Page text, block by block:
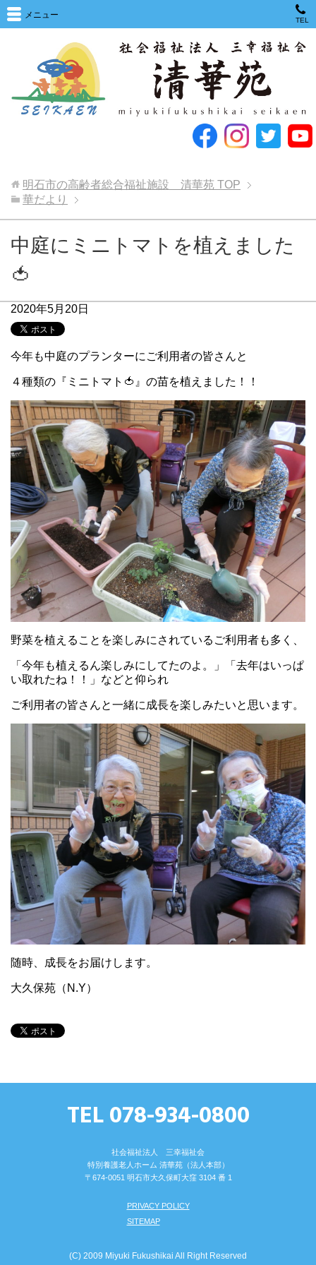
メニュー
TEL
明石市の高齢者総合福祉施設 清華苑 TOP
華だより
中庭にミニトマトを植えました
🍅
2020年5月20日
今年も中庭のプランターにご利用者の皆さんと
４種類の『ミニトマト🍅』の苗を植えました！！
野菜を植えることを楽しみにされているご利用者も多く、
「今年も植えるん楽しみにしてたのよ。」「去年はいっぱ
い取れたね！！」などと仰られ
ご利用者の皆さんと一緒に成長を楽しみたいと思います。
随時、成長をお届けします。
大久保苑（N.Y）
TEL 078-934-0800
社会福祉法人 三幸福祉会
特別養護⽼⼈ホーム 清華苑（法⼈本部）
〒674-0051 明⽯市⼤久保町⼤窪 3104 番 1
PRIVACY POLICY
SITEMAP
(C) 2009 Miyuki Fukushikai All Right Reserved